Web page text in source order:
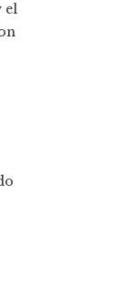
el